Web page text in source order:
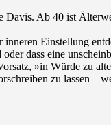
Ab 40 ist
Einstellung
dass eine
»in Würde zu
zu lassen